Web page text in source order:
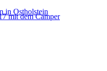
mit dem Camper
in Ostholstein